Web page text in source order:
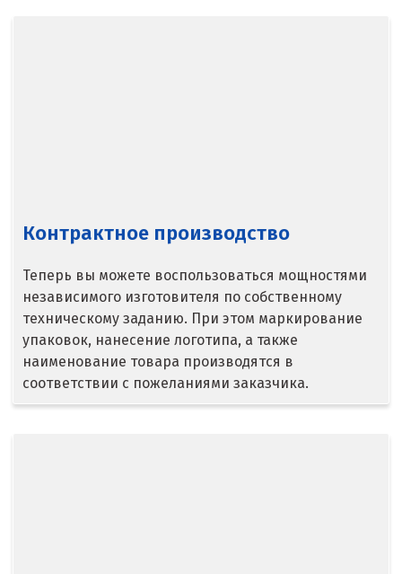
В
Верхние Серги
Верхний Уфалей
Верхняя Пышма
Верхняя Салда
Контрактное производство
Теперь вы можете воспользоваться мощностями
независимого изготовителя по собственному
техническому заданию. При этом маркирование
упаковок, нанесение логотипа, а также
наименование товара производятся в
соответствии с пожеланиями заказчика.